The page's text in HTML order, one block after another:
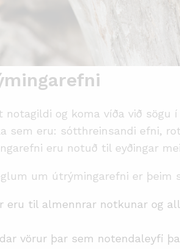
notagildi og koma víða við sögu
sem eru: sótthreinsandi efni,
eru notuð til eyðingar
um útrýmingarefni er þeim
eru til almennrar notkunar og
vörur þar sem notendaleyfi